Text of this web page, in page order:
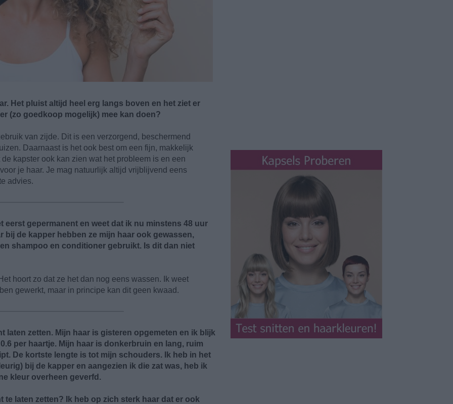
Het pluist altijd heel erg langs boven en het ziet er
(zo goedkoop mogelijk) mee kan doen?
van zijde. Dit is een verzorgend, beschermend
Daarnaast is het ook best om een fijn, makkelijk
kapster ook kan zien wat het probleem is en een
je haar. Je mag natuurlijk altijd vrijblijvend eens
advies.
eerst gepermanent en weet dat ik nu minstens 48 uur
bij de kapper hebben ze mijn haar ook gewassen,
shampoo en conditioner gebruikt. Is dit dan niet
hoort zo dat ze het dan nog eens wassen. Ik weet
gewerkt, maar in principe kan dit geen kwaad.
laten zetten. Mijn haar is gisteren opgemeten en ik blijk
per haartje. Mijn haar is donkerbruin en lang, ruim
De kortste lengte is tot mijn schouders. Ik heb in het
bij de kapper en aangezien ik die zat was, heb ik
kleur overheen geverfd.
te laten zetten? Ik heb op zich sterk haar dat er ook